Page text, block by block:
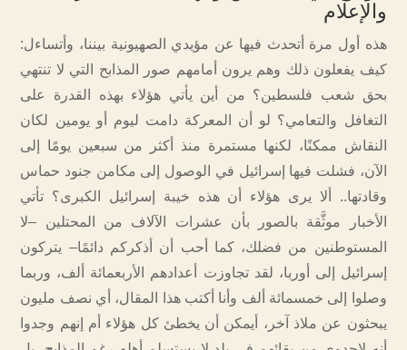
والإعلام
هذه أول مرة أتحدث فيها عن مؤيدي الصهيونية بيننا، وأتساءل:
كيف يفعلون ذلك وهم يرون أمامهم صور المذابح التي لا تنتهي
بحق شعب فلسطين؟ من أين يأتي هؤلاء بهذه القدرة على
التغافل والتعامي؟ لو أن المعركة دامت ليوم أو يومين لكان
النقاش ممكنًا، لكنها مستمرة منذ أكثر من سبعين يومًا إلى
الآن، فشلت فيها إسرائيل في الوصول إلى مكامن جنود حماس
وقادتها.. ألا يرى هؤلاء أن هذه خيبة إسرائيل الكبرى؟ تأتي
الأخبار موثَّقة بالصور بأن عشرات الآلاف من المحتلين –لا
المستوطنين من فضلك، كما أحب أن أذكركم دائمًا– يتركون
إسرائيل إلى أوربا، لقد تجاوزت أعدادهم الأربعمائة ألف، وربما
وصلوا إلى خمسمائة ألف وأنا أكتب هذا المقال، أي نصف مليون
يبحثون عن ملاذ آخر، أيمكن أن يخطئ كل هؤلاء أم إنهم وجدوا